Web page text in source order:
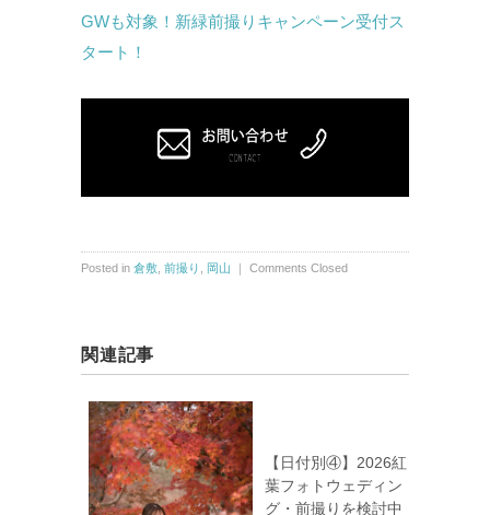
GWも対象！新緑前撮りキャンペーン受付ス
タート！
Posted in 倉敷, 前撮り , 岡山 Comments Closed
関連記事
【日付別④】2026紅
葉フォトウェディン
グ・前撮りを検討中